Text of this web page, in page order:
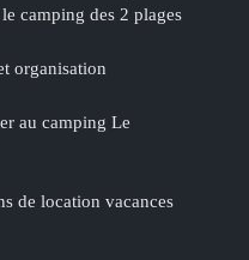
camping des 2 plages
organisation
au camping Le
de location vacances